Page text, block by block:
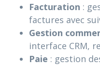
Facturation :
factures avec
Gestion
interface CRM,
Paie : gestion